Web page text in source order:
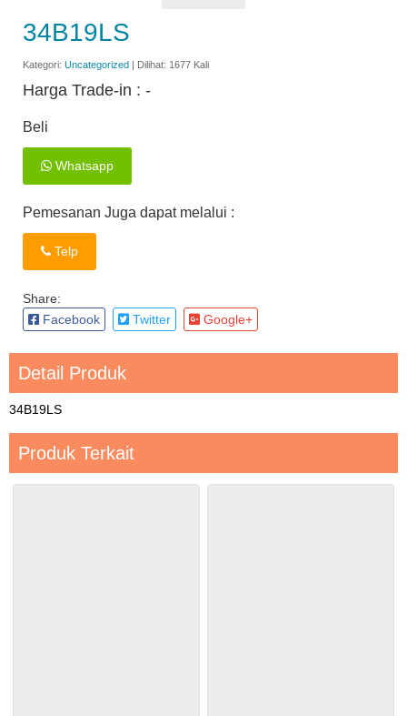
34B19LS
Kategori: Uncategorized | Dilihat: 1677 Kali
Harga Trade-in : -
Beli
Whatsapp
Pemesanan Juga dapat melalui :
Telp
Share:
Facebook
Twitter Google+
Detail Produk
34B19LS
Produk Terkait